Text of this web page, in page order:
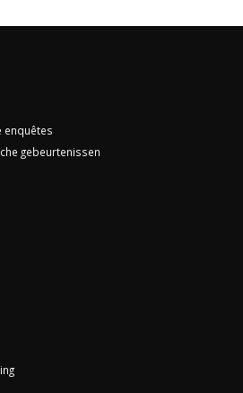
enquêtes
gebeurtenissen